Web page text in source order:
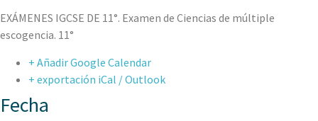
EXÁMENES IGCSE DE 11°. Examen de Ciencias de múltiple
escogencia. 11°
+ Añadir Google Calendar
+ exportación iCal / Outlook
Fecha